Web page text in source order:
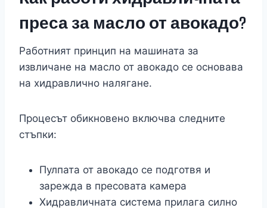
преса за масло от авокадо?
Работният принцип на машината за
извличане на масло от авокадо се основава
на хидравлично налягане.
Процесът обикновено включва следните
стъпки:
Пулпата от авокадо се подготвя и
зарежда в пресовата камера
Хидравличната система прилага силно